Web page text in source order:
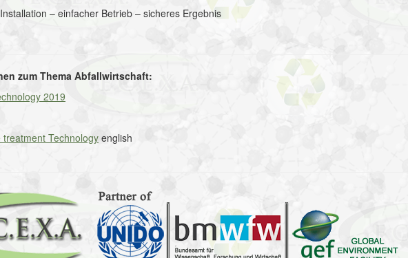
– einfacher Betrieb – sicheres Ergebnis
zum Thema Abfallwirtschaft:
2019
Technology english